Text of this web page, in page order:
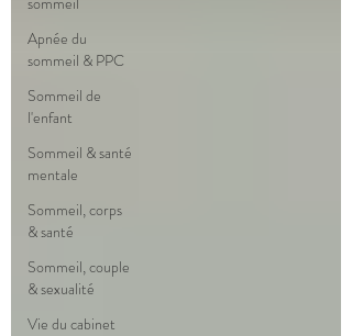
Apnée du
sommeil & PPC
Sommeil de
l'enfant
Sommeil & santé
mentale
Sommeil, corps
& santé
Sommeil, couple
& sexualité
Vie du cabinet